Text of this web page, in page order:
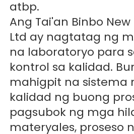
atbp.
Ang Tai'an Binbo
Ltd ay nagtatag ng
na laboratoryo para
kontrol sa kalidad.
mahigpit na sistema
kalidad ng buong
pagsubok ng mga
materyales, proseso